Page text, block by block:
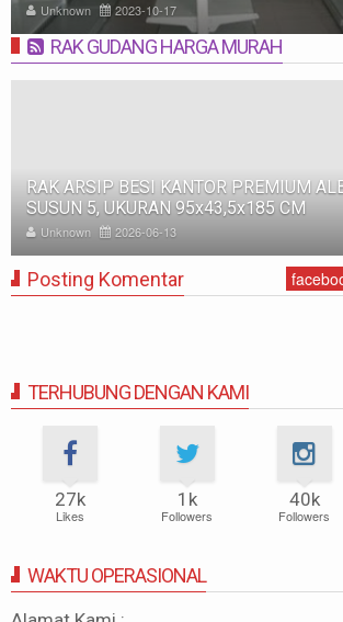
Unknown 2023-10-09
RAK GUDANG HARGA MURAH
RAK BESI SUSUN GUDANG PABRIK
500, WARNA FULL BIRU, UKURAN
Unknown 2025-11-12
Posting Komentar
TERHUBUNG DENGAN KAMI
27k
Likes
1k
Followers
40k
Followers
WAKTU OPERASIONAL